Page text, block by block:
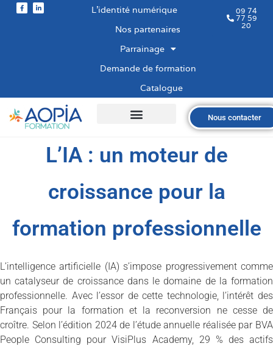
L’identité numérique
Nos partenaires
Parrainage
Demande de formation
Catalogue
09 74
77 59
20
Nous contacter
L’IA : un moteur de
croissance pour la
formation professionnelle
L’intelligence artificielle (IA) s’impose progressivement comme
un catalyseur de croissance dans le domaine de la formation
professionnelle. Avec l’essor de cette technologie, l’intérêt des
Français pour la formation et la reconversion ne cesse de
croître. Selon l’édition 2024 de l’étude annuelle réalisée par BVA
People Consulting pour VisiPlus Academy, 29 % des actifs